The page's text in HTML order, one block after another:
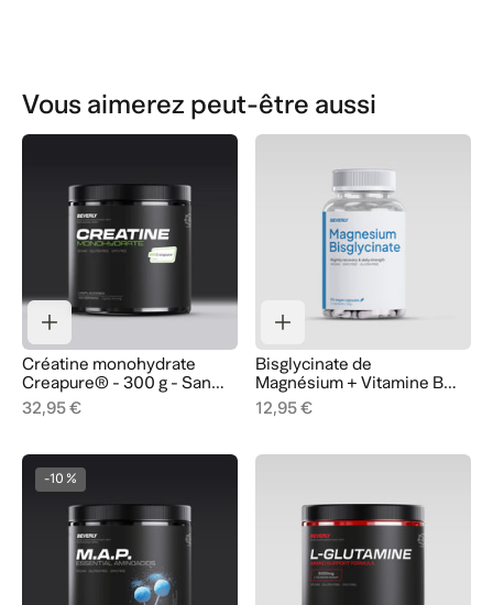
Vous aimerez peut-être aussi
Créatine monohydrate
Creapure® - 300 g - Sans
saveur
32,95 €
Bisglycinate de
Magnésium + Vitamine B6
- 90 Gélules - 90 Doses
12,95 €
-10 %